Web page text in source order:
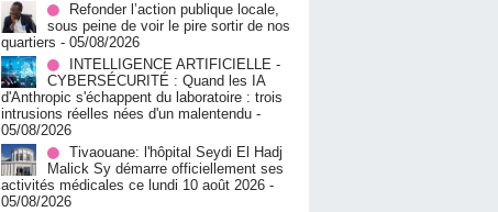
Refonder l’action publique locale,
sous peine de voir le pire sortir de nos
quartiers - 05/08/2026
INTELLIGENCE ARTIFICIELLE -
CYBERSÉCURITÉ : Quand les IA
d'Anthropic s'échappent du laboratoire : trois
intrusions réelles nées d'un malentendu -
05/08/2026
Tivaouane: l'hôpital Seydi El Hadj
Malick Sy démarre officiellement ses
activités médicales ce lundi 10 août 2026 -
05/08/2026